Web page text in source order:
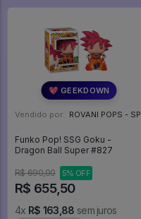
💖 GEEKDOWN
Vendido por: ROVANI POPS - SP
Funko Pop! SSG Goku -
Dragon Ball Super #827
R$ 690,00 5% OFF
R$ 655,50
4x R$ 163,88 sem juros